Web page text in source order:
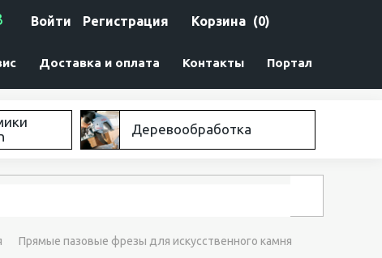
Войти Регистрация Корзина (0)
Портал
Контакты
Доставка и оплата
Деревообработка
Прямые пазовые фрезы для искусственного камня